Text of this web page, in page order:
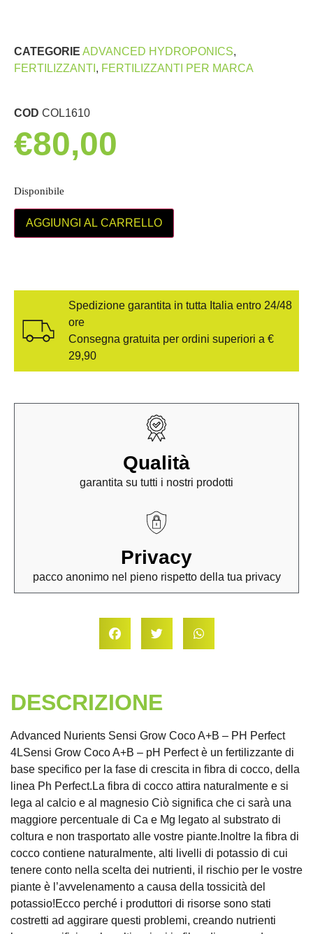
CATEGORIE ADVANCED HYDROPONICS,
FERTILIZZANTI , FERTILIZZANTI PER MARCA
COD COL1610
€80,00
Disponibile
AGGIUNGI AL CARRELLO
Spedizione garantita in tutta Italia entro 24/48
ore
Consegna gratuita per ordini superiori a €
29,90
Qualità
garantita su tutti i nostri prodotti
Privacy
pacco anonimo nel pieno rispetto della tua privacy
DESCRIZIONE
Advanced Nurients Sensi Grow Coco A+B – PH Perfect
4LSensi Grow Coco A+B – pH Perfect è un fertilizzante di
base specifico per la fase di crescita in fibra di cocco, della
linea Ph Perfect.La fibra di cocco attira naturalmente e si
lega al calcio e al magnesio Ciò significa che ci sarà una
maggiore percentuale di Ca e Mg legato al substrato di
coltura e non trasportato alle vostre piante.Inoltre la fibra di
cocco contiene naturalmente, alti livelli di potassio di cui
tenere conto nella scelta dei nutrienti, il rischio per le vostre
piante è l’avvelenamento a causa della tossicità del
potassio!Ecco perché i produttori di risorse sono stati
costretti ad aggirare questi problemi, creando nutrienti